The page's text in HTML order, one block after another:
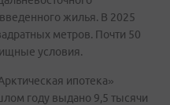
жилья. В 2025
метров. Почти 50
условия.
ипотека»
году выдано 9,5 тысячи